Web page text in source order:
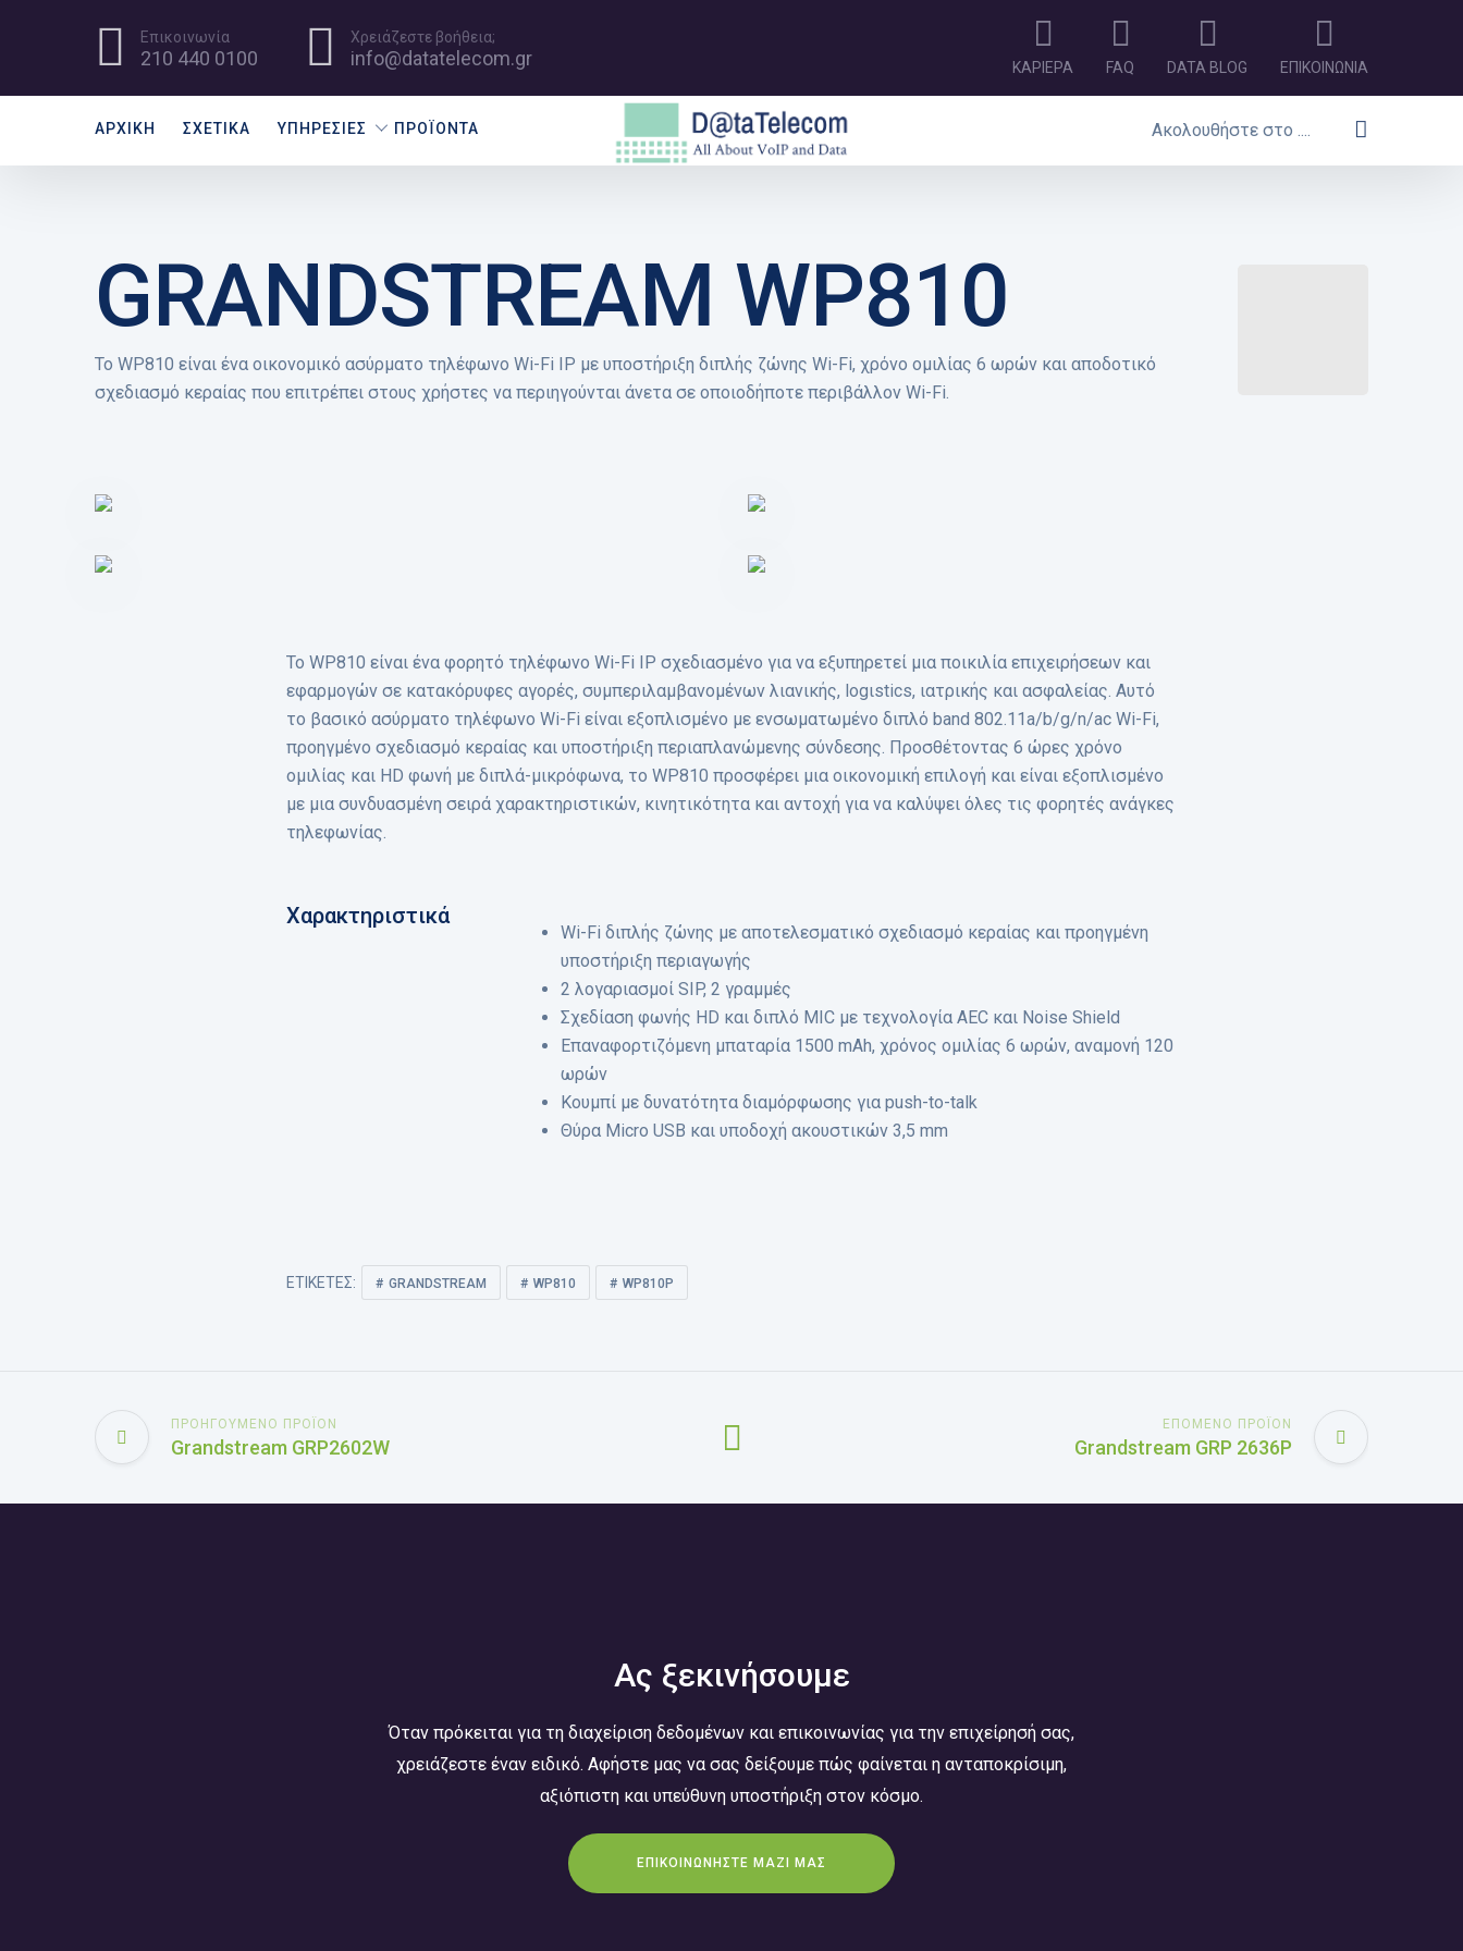
Επικοινωνία
210 440 0100
Χρειάζεστε βοήθεια;
info@datatelecom.gr ΚΑΡΙΕΡΑ FAQ DATA BLOG ΕΠΙΚΟΙΝΩΝΙΑ
ΑΡΧΙΚΉ ΣΧΕΤΙΚΆ ΥΠΗΡΕΣΊΕΣ ΠΡΟΪΌΝΤΑ Ακολουθήστε στο ....
GRANDSTREAM WP810
Το WP810 είναι ένα οικονομικό ασύρματο τηλέφωνο Wi-Fi IP με υποστήριξη διπλής ζώνης Wi-Fi, χρόνο ομιλίας 6 ωρών και αποδοτικό
σχεδιασμό κεραίας που επιτρέπει στους χρήστες να περιηγούνται άνετα σε οποιοδήποτε περιβάλλον Wi-Fi.
Το WP810 είναι ένα φορητό τηλέφωνο Wi-Fi IP σχεδιασμένο για να εξυπηρετεί μια ποικιλία επιχειρήσεων και
εφαρμογών σε κατακόρυφες αγορές, συμπεριλαμβανομένων λιανικής, logιstics, ιατρικής και ασφαλείας. Αυτό
το βασικό ασύρματο τηλέφωνο Wi-Fi είναι εξοπλισμένο με ενσωματωμένο διπλό band 802.11a/b/g/n/ac Wi-Fi,
προηγμένο σχεδιασμό κεραίας και υποστήριξη περιαπλανώμενης σύνδεσης. Προσθέτοντας 6 ώρες χρόνο
ομιλίας και HD φωνή με διπλά-μικρόφωνα, το WP810 προσφέρει μια οικονομική επιλογή και είναι εξοπλισμένο
με μια συνδυασμένη σειρά χαρακτηριστικών, κινητικότητα και αντοχή για να καλύψει όλες τις φορητές ανάγκες
τηλεφωνίας.
Χαρακτηριστικά
Wi-Fi διπλής ζώνης με αποτελεσματικό σχεδιασμό κεραίας και προηγμένη
υποστήριξη περιαγωγής
2 λογαριασμοί SIP, 2 γραμμές
Σχεδίαση φωνής HD και διπλό MIC με τεχνολογία AEC και Noise Shield
Επαναφορτιζόμενη μπαταρία 1500 mAh, χρόνος ομιλίας 6 ωρών, αναμονή 120
ωρών
Κουμπί με δυνατότητα διαμόρφωσης για push-to-talk
Θύρα Micro USB και υποδοχή ακουστικών 3,5 mm
ΕΤΙΚΈΤΕΣ: GRANDSTREAM WP810 WP810P
ΠΡΟΗΓΟΎΜΕΝΟ ΠΡΟΪΌΝ
Grandstream GRP2602W
ΕΠΌΜΕΝΟ ΠΡΟΪΌΝ
Grandstream GRP 2636P
Ας ξεκινήσουμε
Όταν πρόκειται για τη διαχείριση δεδομένων και επικοινωνίας για την επιχείρησή σας,
χρειάζεστε έναν ειδικό. Αφήστε μας να σας δείξουμε πώς φαίνεται η ανταποκρίσιμη,
αξιόπιστη και υπεύθυνη υποστήριξη στον κόσμο.
ΕΠΙΚΟΙΝΩΝΗΣΤΕ ΜΑΖΙ ΜΑΣ